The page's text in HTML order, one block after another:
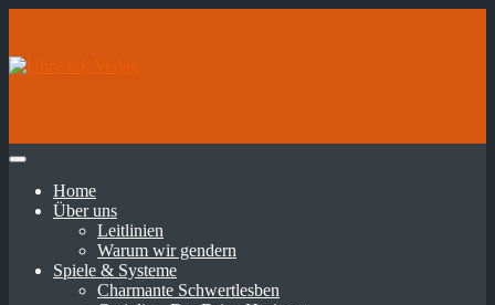
Home
Über uns
Leitlinien
Warum wir gendern
Spiele & Systeme
Charmante Schwertlesben